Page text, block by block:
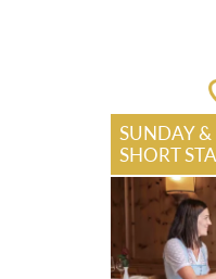
SUNDAY
SHORT